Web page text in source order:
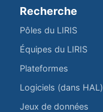
Recherche
Pôles du LIRIS
Équipes du LIRIS
Plateformes
Logiciels (dans HAL)
Jeux de données